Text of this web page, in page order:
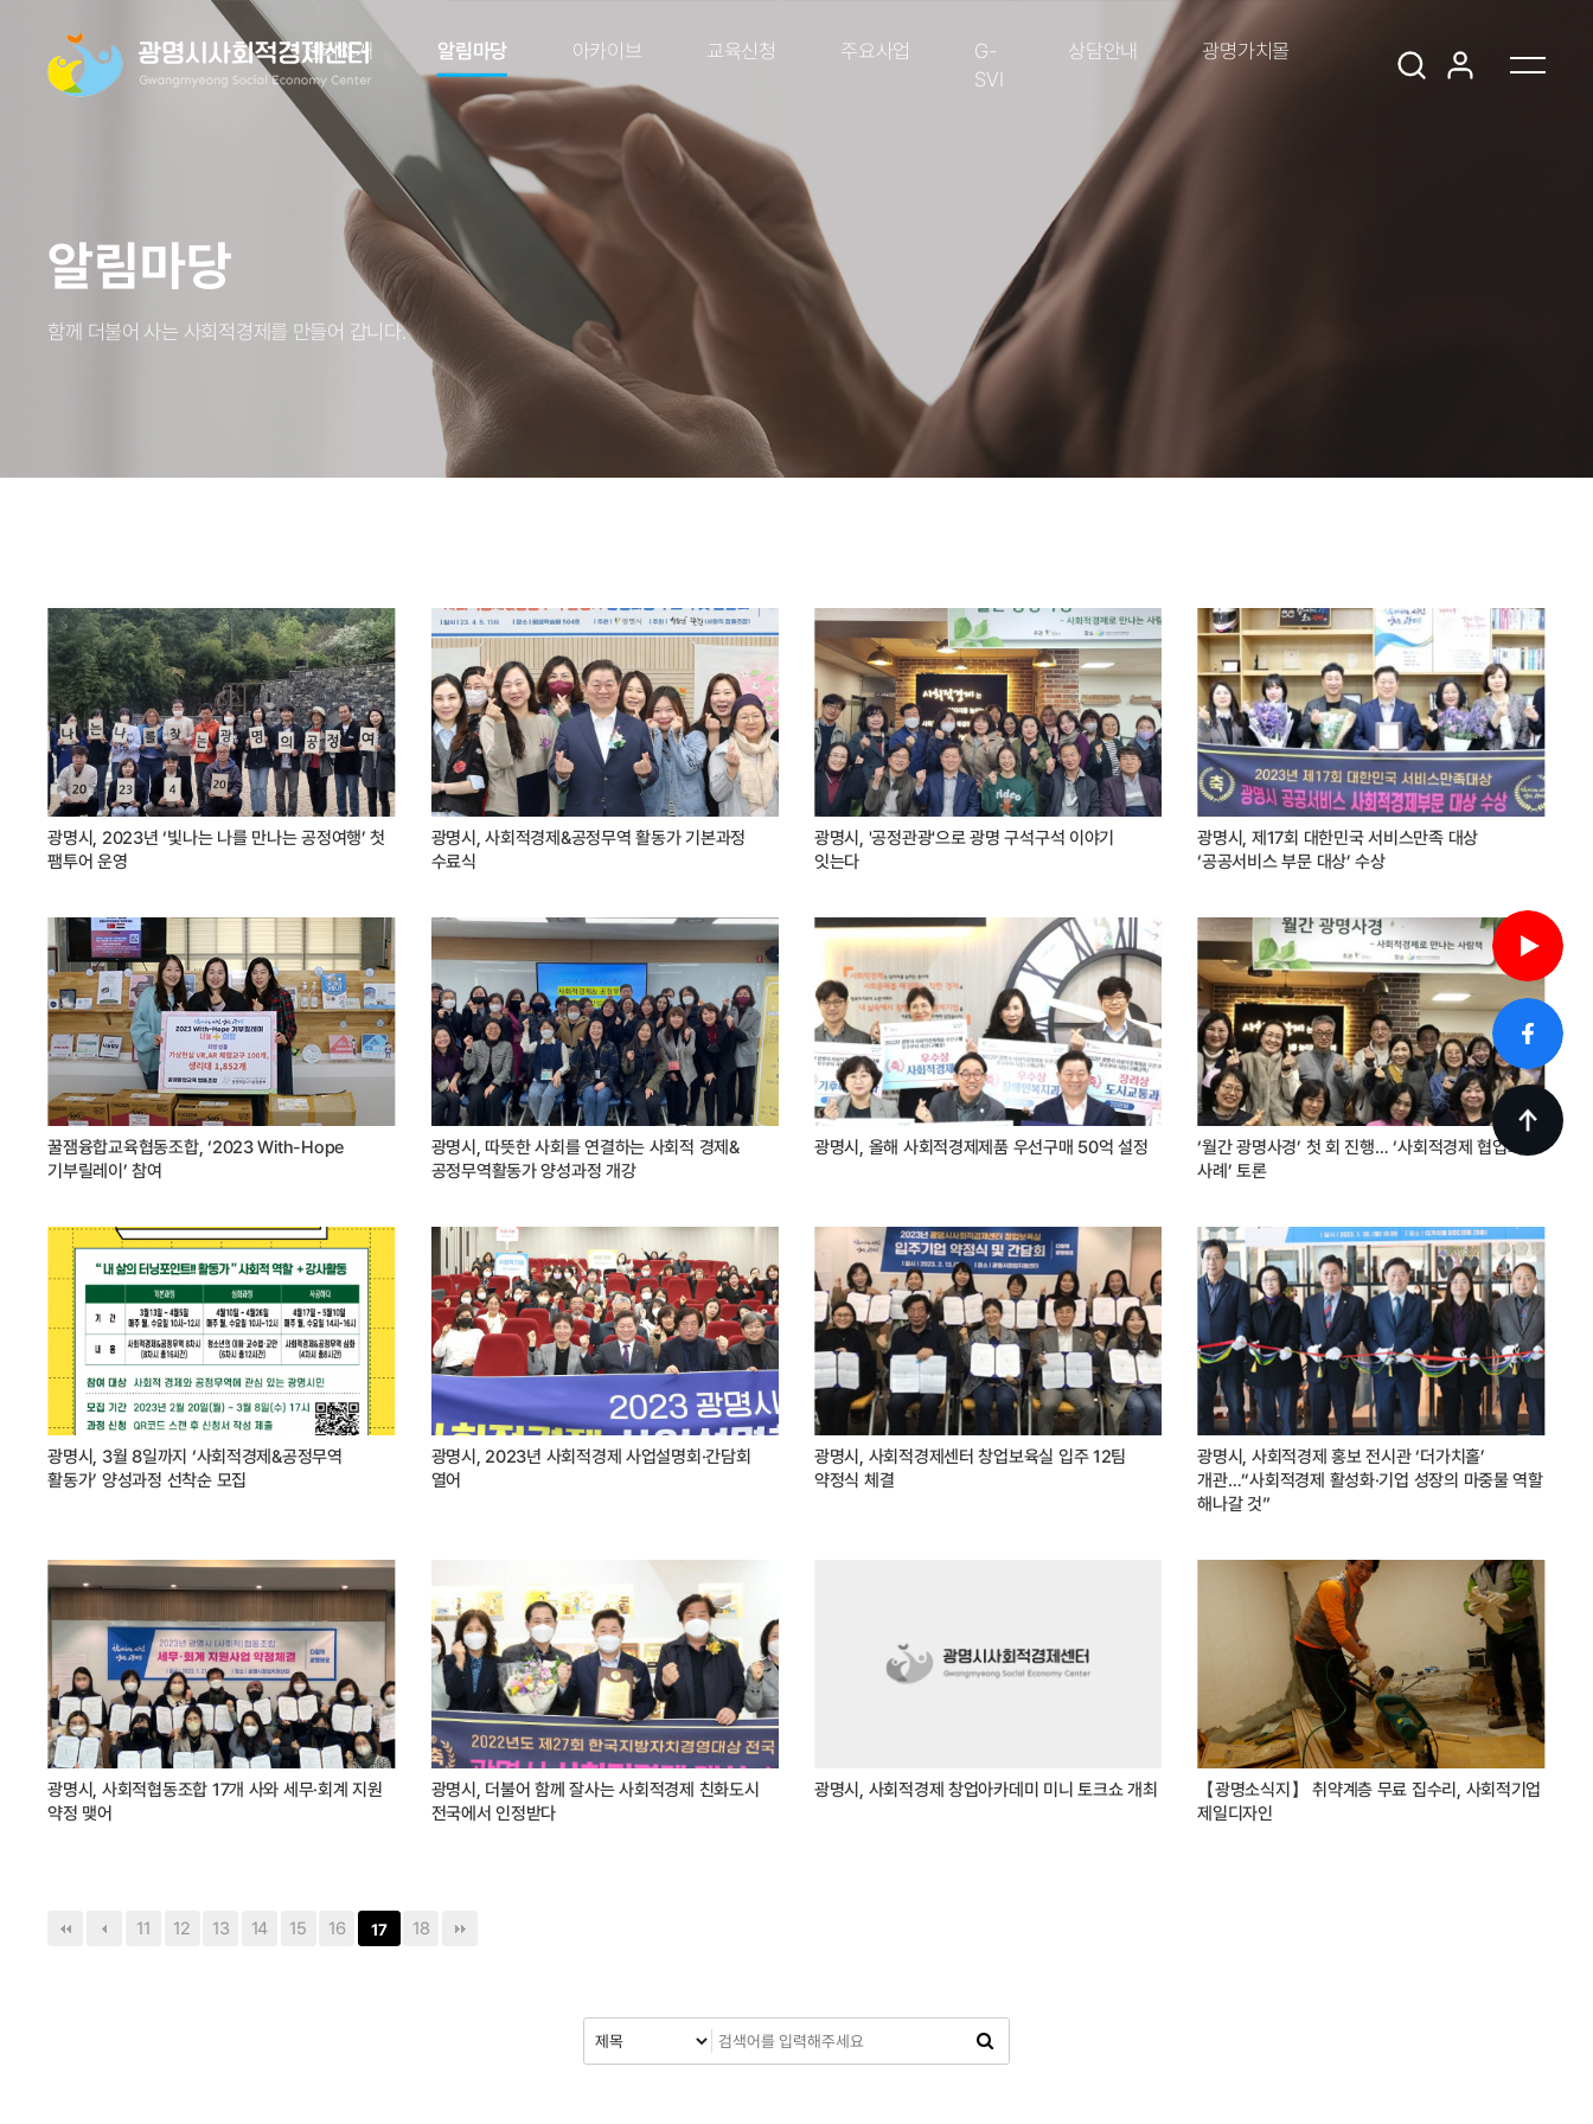
센터소개 알림마당 아카이브 교육신청 주요사업
G-
SVI
상담안내 광명가치몰
알림마당
함께 더불어 사는 사회적경제를 만들어 갑니다.
광명시, 2023년 ‘빛나는 나를 만나는 공정여행’ 첫
팸투어 운영
광명시, 사회적경제&공정무역 활동가 기본과정
수료식
광명시, '공정관광'으로 광명 구석구석 이야기
잇는다
광명시, 제17회 대한민국 서비스만족 대상
‘공공서비스 부문 대상’ 수상
꿀잼융합교육협동조합, ‘2023 With-Hope
기부릴레이’ 참여
광명시, 따뜻한 사회를 연결하는 사회적 경제&
공정무역활동가 양성과정 개강
광명시, 올해 사회적경제제품 우선구매 50억 설정
‘월간 광명사경’ 첫 회 진행… ‘사회적경제 협업화
사례’ 토론
광명시, 3월 8일까지 ‘사회적경제&공정무역
활동가’ 양성과정 선착순 모집
광명시, 2023년 사회적경제 사업설명회·간담회
열어
광명시, 사회적경제센터 창업보육실 입주 12팀
약정식 체결
광명시, 사회적경제 홍보 전시관 ‘더가치홀’
개관…“사회적경제 활성화·기업 성장의 마중물 역할
해나갈 것”
광명시, 사회적협동조합 17개 사와 세무·회계 지원
약정 맺어
광명시, 더불어 함께 잘사는 사회적경제 친화도시
전국에서 인정받다
광명시, 사회적경제 창업아카데미 미니 토크쇼 개최
【광명소식지】 취약계층 무료 집수리, 사회적기업
제일디자인
11 12 13 14 15 16 17 18